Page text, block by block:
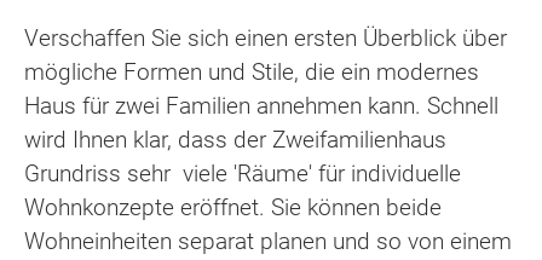
Verschaffen Sie sich einen ersten Überblick über
mögliche Formen und Stile, die ein modernes
Haus für zwei Familien annehmen kann. Schnell
wird Ihnen klar, dass der Zweifamilienhaus
Grundriss sehr viele 'Räume' für individuelle
Wohnkonzepte eröffnet. Sie können beide
Wohneinheiten separat planen und so von einem